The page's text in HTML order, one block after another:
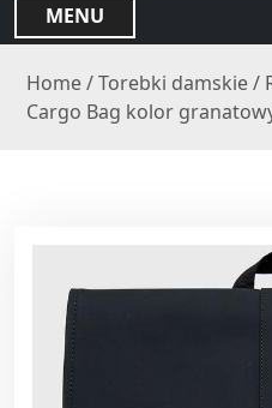
MENU
Home/Torebki damskie/
Cargo Bag kolor